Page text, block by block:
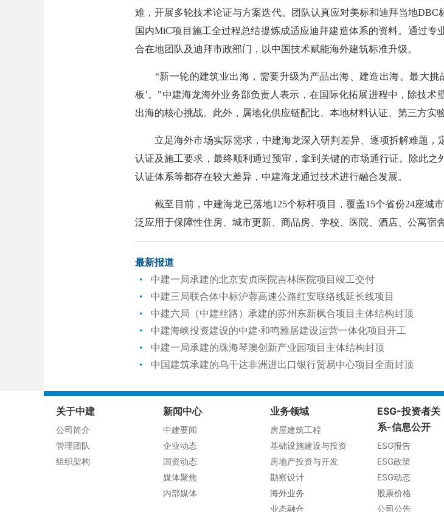
难，开展多轮技术论证与方案迭代。团队认真应对美标和迪拜当地
国内MiC项目施工全过程总结提炼成适应迪拜建造体系的资料。通过
合在地团队及迪拜市政部门，以中国技术赋能海外建筑标准升级。
“新一轮的建筑业出海，需要升级为产品出海、建造出海。最大挑
板’。”中建海龙海外业务部负责人表示，在国际化拓展进程中，除技
出海的核心挑战。此外，属地化供应链配比、本地材料认证、第三方实
立足海外市场实际需求，中建海龙深入研判差异、逐项拆解难题，
认证及施工要求，最终顺利通过预审，拿到关键的市场通行证。除此
认证体系等都存在较大差异，中建海龙通过技术进行融合发展。
截至目前，中建海龙已落地125个标杆项目，覆盖15个省份24座城
泛应用于保障性住房、城市更新、商品房、学校、医院、酒店、公寓宿
最新报道
中建一局承建的北京安贞医院吉林医院项目竣工交付
中建三局联合体中标沪蓉高速公路红安联络线延长线项目
中建六局（中建丝路）承建的苏州东新枫合项目主体结构封顶
中建海峡投资建设的中建·和鸣雅居建设运营一体化项目开工
中建一局承建的珠海琴澳创新产业园项目主体结构封顶
中国建筑承建的乌干达非洲进出口银行贸易中心项目全面封顶
关于中建
公司简介
管理团队
组织架构
新闻中心
中建要闻
企业动态
国资动态
媒体聚焦
内部媒体
业务领域
房屋建筑工程
基础设施建设与投资
房地产投资与开发
勘察设计
海外业务
业态融合
ESG-投资者关
系-信息公开
ESG报告
ESG政策
ESG动态
股票价格
公司公告